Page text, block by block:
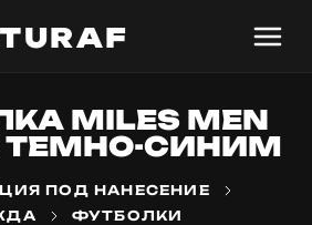
MILES MEN
ТЕМНО-СИНИМ
ПОД НАНЕСЕНИЕ
ФУТБОЛКИ